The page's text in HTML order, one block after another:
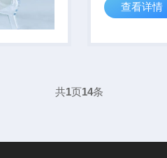
作，已批量应...
查看详情
共1页14条